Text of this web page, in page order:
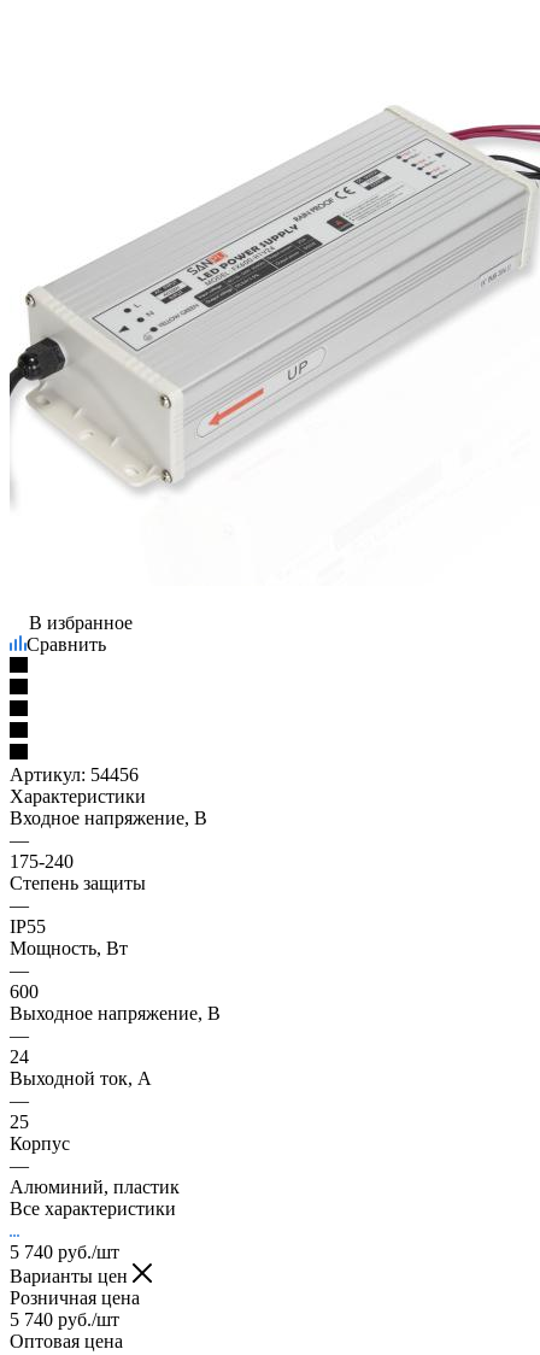
В избранное
Сравнить
Артикул: 54456
Характеристики
Входное напряжение, В
—
175-240
Степень защиты
—
IP55
Мощность, Вт
—
600
Выходное напряжение, В
—
24
Выходной ток, А
—
25
Корпус
—
Алюминий, пластик
Все характеристики
5 740 руб./шт
Варианты цен
Розничная цена
5 740 руб./шт
Оптовая цена